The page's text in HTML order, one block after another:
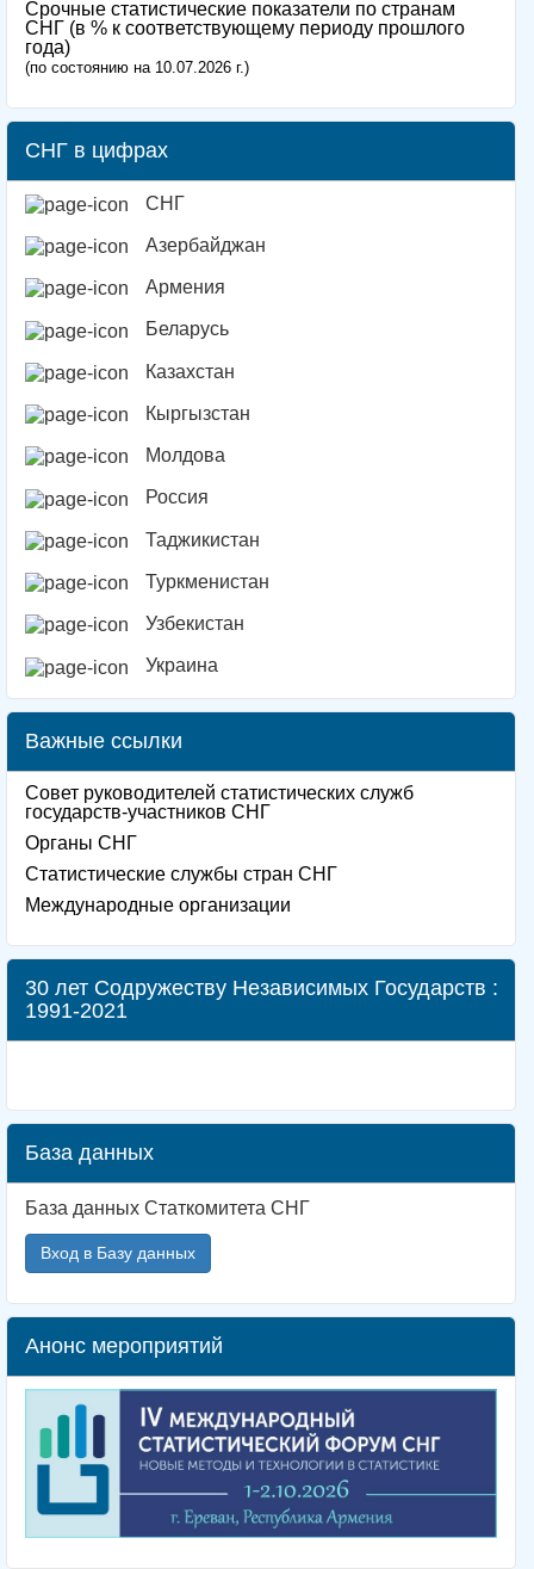
Срочные статистические показатели по странам
СНГ (в % к соответствующему периоду прошлого
года)
(по состоянию на 10.07.2026 г.)
СНГ в цифрах
СНГ
Азербайджан
Армения
Беларусь
Казахстан
Кыргызстан
Молдова
Россия
Таджикистан
Туркменистан
Узбекистан
Украина
Важные ссылки
Совет руководителей статистических служб
государств-участников СНГ
Органы СНГ
Статистические службы стран СНГ
Международные организации
30 лет Содружеству Независимых Государств :
1991-2021
База данных
База данных Статкомитета СНГ
Вход в Базу данных
Анонс мероприятий